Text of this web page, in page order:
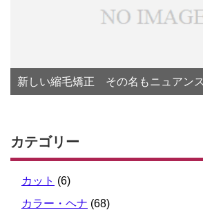
新しい縮毛矯正 その名もニュアン
カテゴリー
カット (6)
カラー・ヘナ (68)